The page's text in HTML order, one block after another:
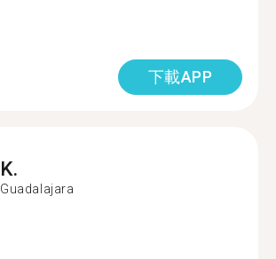
下載APP
K.
Guadalajara